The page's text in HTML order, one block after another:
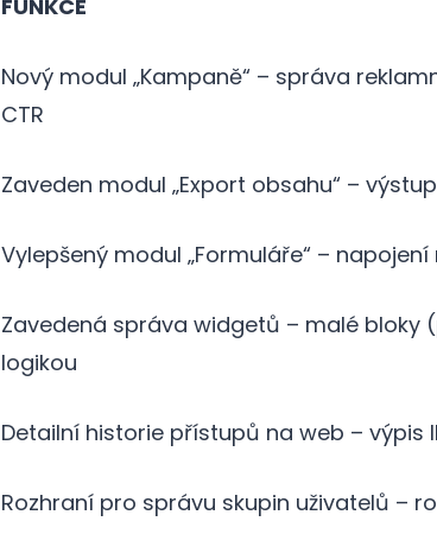
FUNKCE
Nový modul „Kampaně“ – správa
CTR
Zaveden modul „Export obsahu“ – výstup
Vylepšený modul „Formuláře“ –
Zavedená správa widgetů – malé bloky
logikou
Detailní historie přístupů na web – výpis
Rozhraní pro správu skupin uživatelů –